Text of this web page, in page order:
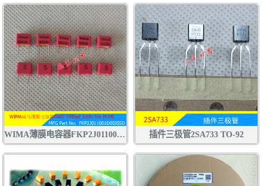
WIMA薄膜电容器FKP2J011001D00JSSD 1000pF 630V 5% 102J630V 插件三极管2SA733 TO-92